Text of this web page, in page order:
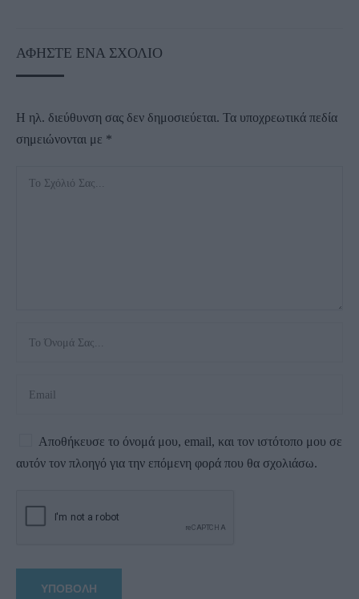
ΑΦΉΣΤΕ ΈΝΑ ΣΧΌΛΙΟ
Η ηλ. διεύθυνση σας δεν δημοσιεύεται. Τα υποχρεωτικά πεδία
σημειώνονται με *
Αποθήκευσε το όνομά μου, email, και τον ιστότοπο μου σε
αυτόν τον πλοηγό για την επόμενη φορά που θα σχολιάσω.